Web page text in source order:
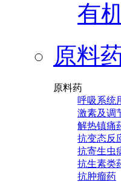
有
原料
原料药
呼吸系统
激素及调
解热镇痛
抗变态反
抗寄生虫
抗生素类
抗肿瘤药